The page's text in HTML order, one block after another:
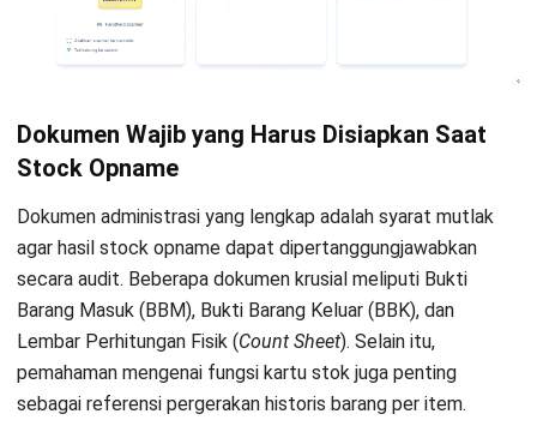
volume transaksi yang tidak terlalu tinggi. Adapun cycle
counting lebih efektif untuk perusahaan dengan banyak
Keunggulan utama
Periodic stock opname memberi gambaran aset secara
menyeluruh dalam satu waktu. Sementara itu, cycle
counting membantu menjaga akurasi data stok secara
lebih konsisten sepanjang tahun.
Kapan Waktu Terbaik Melakukan
Stock Opname?
Pemilihan waktu stock opname yang tepat dapat